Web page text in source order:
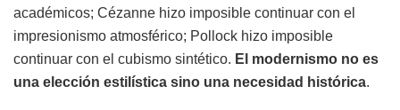
académicos; Cézanne hizo imposible continuar con el
impresionismo atmosférico; Pollock hizo imposible
continuar con el cubismo sintético. El modernismo no es
una elección estilística sino una necesidad histórica.